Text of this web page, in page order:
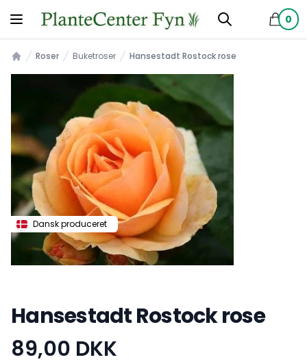
0
Roser Buketroser Hansestadt Rostock rose
Dansk produceret
Hansestadt Rostock rose
Produktinformation
89,00 DKK